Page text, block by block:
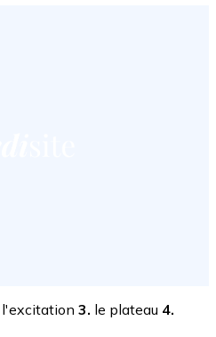
l'excitation 3. le plateau 4.